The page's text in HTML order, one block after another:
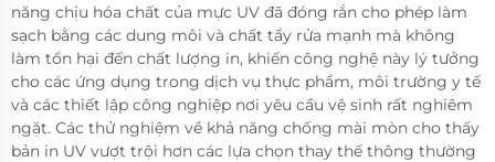
năng chịu hóa chất của mực UV đã đóng rắn cho phép làm
sạch bằng các dung môi và chất tẩy rửa mạnh mà không
làm tổn hại đến chất lượng in, khiến công nghệ này lý tưởng
cho các ứng dụng trong dịch vụ thực phẩm, môi trường y tế
và các thiết lập công nghiệp nơi yêu cầu vệ sinh rất nghiêm
ngặt. Các thử nghiệm về khả năng chống mài mòn cho thấy
bản in UV vượt trội hơn các lựa chọn thay thế thông thường